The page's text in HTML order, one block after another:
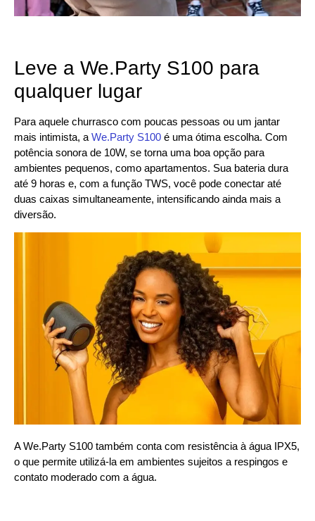
Leve a We.Party S100 para
qualquer lugar
Para aquele churrasco com poucas pessoas ou um jantar
mais intimista, a We.Party S100 é uma ótima escolha. Com
potência sonora de 10W, se torna uma boa opção para
ambientes pequenos, como apartamentos. Sua bateria dura
até 9 horas e, com a função TWS, você pode conectar até
duas caixas simultaneamente, intensificando ainda mais a
diversão.
A We.Party S100 também conta com resistência à água IPX5,
o que permite utilizá-la em ambientes sujeitos a respingos e
contato moderado com a água.